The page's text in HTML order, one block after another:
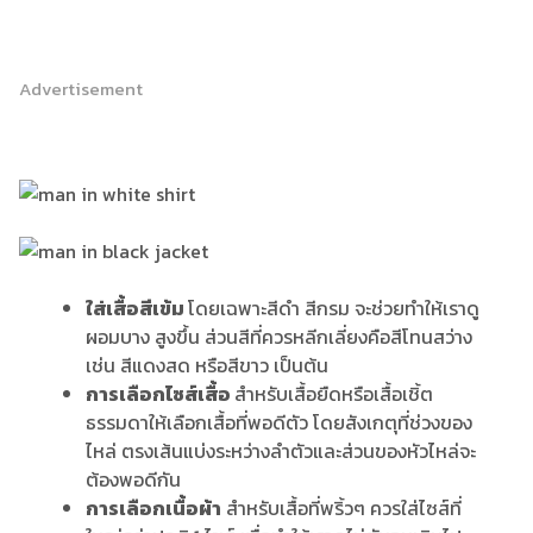
Advertisement
ใส่เสื้อสีเข้มโดยเฉพาะสีดำ สีกรม จะช่วยทำให้เราดู
ผอมบาง สูงขึ้น ส่วนสีที่ควรหลีกเลี่ยงคือสีโทนสว่าง
เช่น สีแดงสด หรือสีขาว เป็นต้น
การเลือกไซส์เสื้อ สำหรับเสื้อยืดหรือเสื้อเชิ้ต
ธรรมดาให้เลือกเสื้อที่พอดีตัว โดยสังเกตุที่ช่วงของ
ไหล่ ตรงเส้นแบ่งระหว่างลำตัวและส่วนของหัวไหล่จะ
ต้องพอดีกัน
การเลือกเนื้อผ้า สำหรับเสื้อที่พริ้วๆ ควรใส่ไซส์ที่